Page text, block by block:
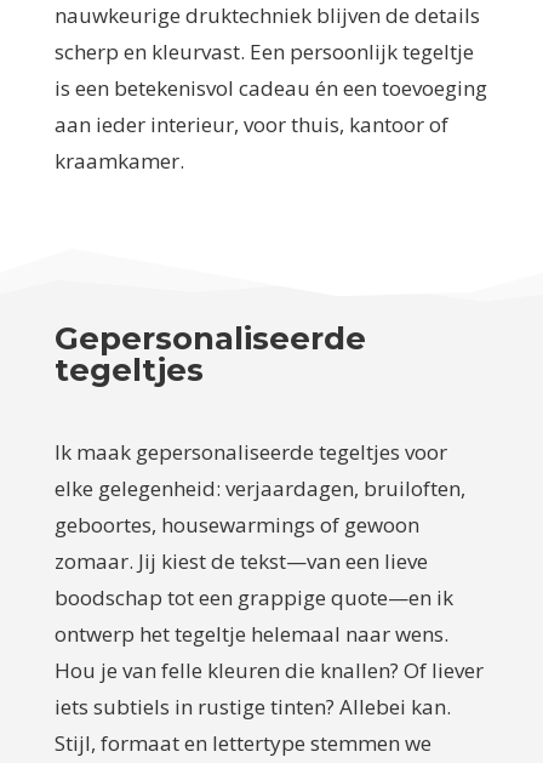
nauwkeurige druktechniek blijven de details
scherp en kleurvast. Een persoonlijk tegeltje
is een betekenisvol cadeau én een toevoeging
aan ieder interieur, voor thuis, kantoor of
kraamkamer.
Gepersonaliseerde
tegeltjes
Ik maak gepersonaliseerde tegeltjes voor
elke gelegenheid: verjaardagen, bruiloften,
geboortes, housewarmings of gewoon
zomaar. Jij kiest de tekst—van een lieve
boodschap tot een grappige quote—en ik
ontwerp het tegeltje helemaal naar wens.
Hou je van felle kleuren die knallen? Of liever
iets subtiels in rustige tinten? Allebei kan.
Stijl, formaat en lettertype stemmen we